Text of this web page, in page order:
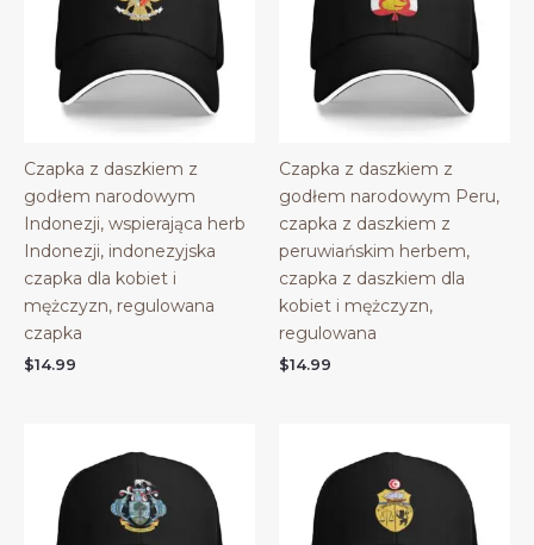
Czapka z daszkiem z
godłem narodowym
Indonezji, wspierająca herb
Indonezji, indonezyjska
czapka dla kobiet i
mężczyzn, regulowana
czapka
$14.99
Czapka z daszkiem z
godłem narodowym Peru,
czapka z daszkiem z
peruwiańskim herbem,
czapka z daszkiem dla
kobiet i mężczyzn,
regulowana
$14.99